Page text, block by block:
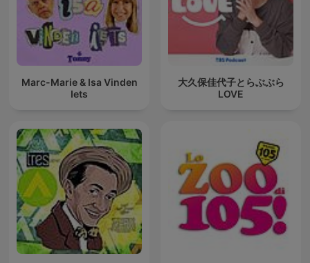
Marc-Marie & Isa Vinden
Iets
大久保佳代子とらぶぶら
LOVE